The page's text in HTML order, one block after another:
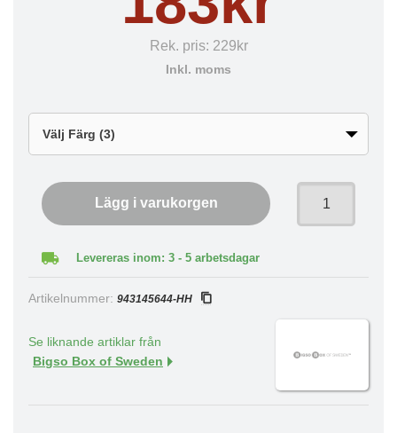
Rek. pris: 229kr
Inkl. moms
Lägg i varukorgen
Levereras inom: 3 - 5 arbetsdagar
Artikelnummer: 943145644-HH
Se liknande artiklar från
Bigso Box of Sweden